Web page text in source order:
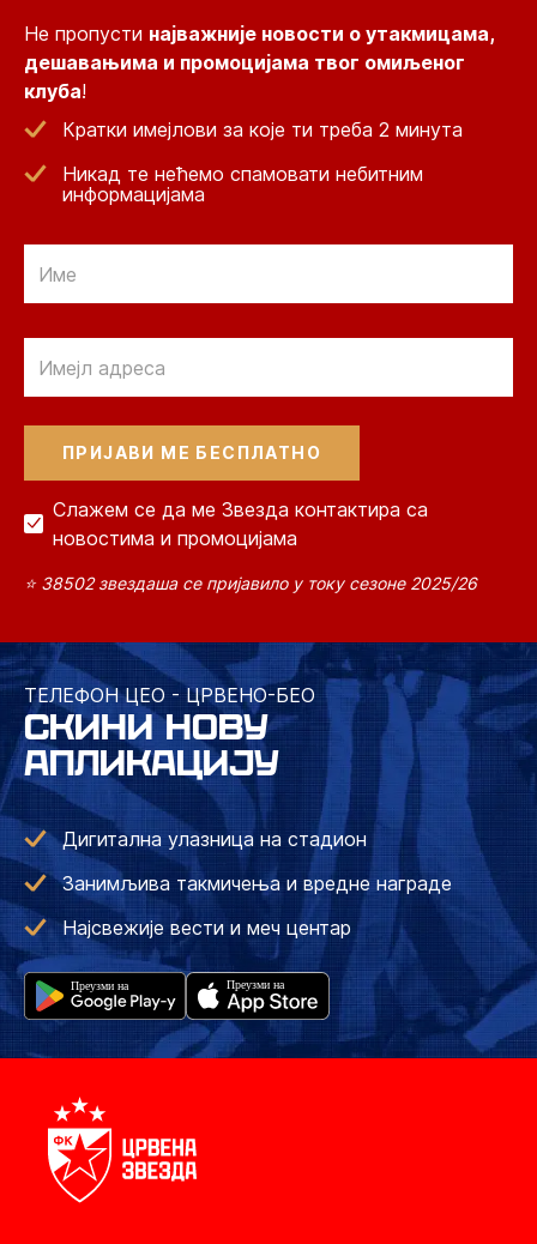
Не пропусти најважније новости о утакмицама,
дешавањима и промоцијама твог омиљеног
клуба!
Кратки имејлови за које ти треба 2 минута
Никад те нећемо спамовати небитним
информацијама
Слажем се да ме Звезда контактира са
новостима и промоцијама
⭐ 38502 звездаша се пријавило у току сезоне 2025/26
ТЕЛЕФОН ЦЕО - ЦРВЕНО-БЕО
СКИНИ НОВУ
АПЛИКАЦИЈУ
Дигитална улазница на стадион
Занимљива такмичења и вредне награде
Најсвежије вести и меч центар